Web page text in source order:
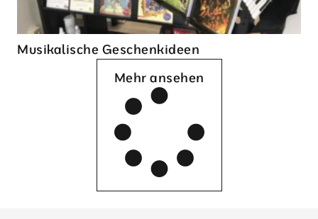
Musikalische Geschenkideen
Mehr ansehen